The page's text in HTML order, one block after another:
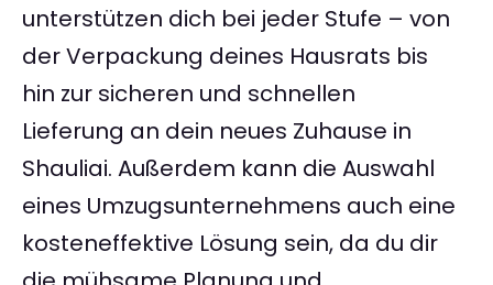
unterstützen dich bei jeder Stufe – von
der Verpackung deines Hausrats bis
hin zur sicheren und schnellen
Lieferung an dein neues Zuhause in
Shauliai. Außerdem kann die Auswahl
eines Umzugsunternehmens auch eine
kosteneffektive Lösung sein, da du dir